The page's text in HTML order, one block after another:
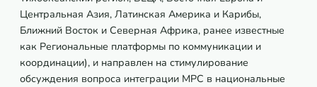
Центральная Азия, Латинская Америка и Карибы,
Ближний Восток и Северная Африка, ранее известные
как Региональные платформы по коммуникации и
координации), и направлен на стимулирование
обсуждения вопроса интеграции МРС в национальные